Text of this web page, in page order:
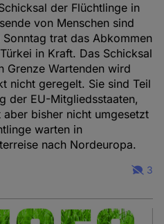
der Flüchtlinge in
von Menschen sind
trat das Abkommen
in Kraft. Das Schicksal
Grenze Wartenden wird
nicht geregelt. Sie sind Teil
der EU-Mitgliedsstaaten,
bisher nicht umgesetzt
warten in
nach Nordeuropa.
3